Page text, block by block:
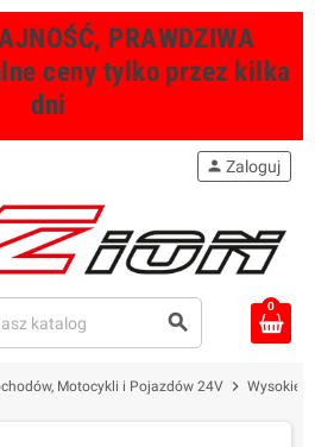
PRAWDZIWA
ceny tylko przez kilka
dni
search
person Zaloguj
0
Motocykli i Pojazdów 24V chevron_right Wysokiej